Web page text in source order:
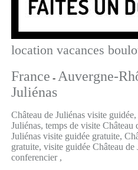
location vacances
France - Auvergne-
Juliénas
Château de Juliénas visite
Juliénas, temps de visite Château
Juliénas visite guidée gratuite,
gratuite, visite guidée Château de
conferencier ,